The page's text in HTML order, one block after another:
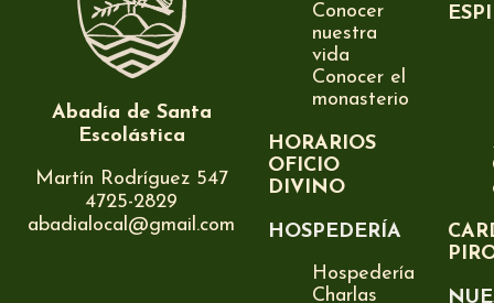
Abadía de Santa
Escolástica
Martín Rodríguez 547
4725-2829
abadialocal@gmail.com
Conocer
nuestra
vida
Conocer el
monasterio
HORARIOS
OFICIO
DIVINO
HOSPEDERÍA
Hospedería
Charlas